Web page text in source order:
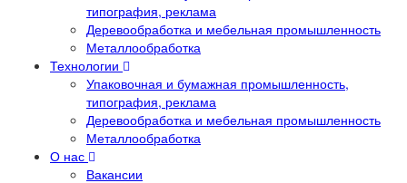
типография, реклама
Деревообработка и мебельная промышленность
Металлообработка
Технологии
Упаковочная и бумажная промышленность,
типография, реклама
Деревообработка и мебельная промышленность
Металлообработка
О нас
Вакансии